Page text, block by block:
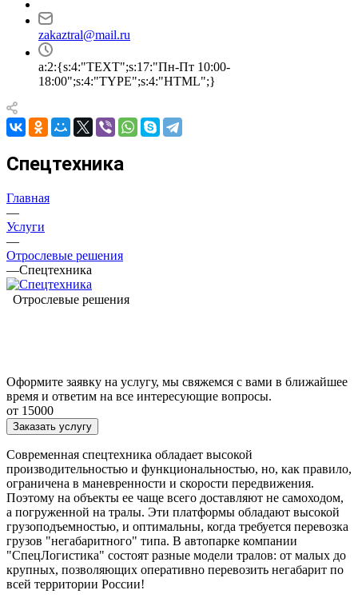
zakaztral@mail.ru
a:2:{s:4:"TEXT";s:17:"Пн-Пт 10:00-
18:00";s:4:"TYPE";s:4:"HTML";}
Спецтехника
Главная
—
Услуги
—
Отрослевые решения
—Спецтехника
Отрослевые решения
Оформите заявку на услугу, мы свяжемся с вами в ближайшее
время и ответим на все интересующие вопросы.
от 15000
Заказать услугу
Современная спецтехника обладает высокой
производительностью и функциональностью, но, как правило,
ограничена в маневренности и скорости передвижения.
Поэтому на объекты ее чаще всего доставляют не самоходом,
а погруженной на тралы. Эти платформы обладают высокой
грузоподъемностью, и оптимальны, когда требуется перевозка
грузов "негабаритного" типа. В автопарке компании
"СпецЛогистика" состоят разные модели тралов: от малых до
крупных, позволяющих оперативно перевозить негабарит по
всей территории России!